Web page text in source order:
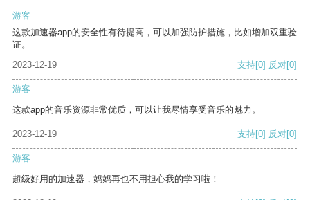
游客
这款加速器app的安全性有待提高，可以加强防护措施，比如增加双重验
证。
2023-12-19
支持[0] 反对[0]
游客
这款app的音乐资源非常优质，可以让我尽情享受音乐的魅力。
2023-12-19 支持[0] 反对[0]
游客
超级好用的加速器，妈妈再也不用担心我的学习啦！